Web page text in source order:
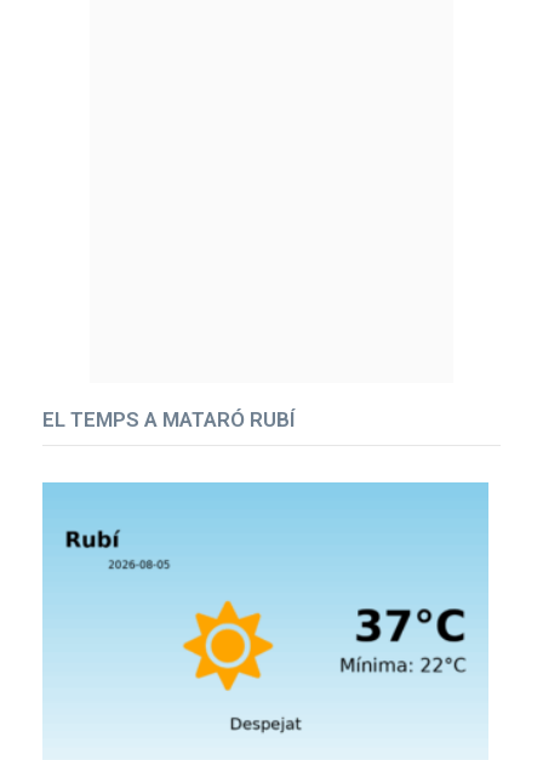
EL TEMPS A MATARÓ RUBÍ